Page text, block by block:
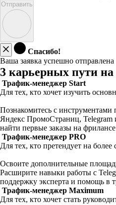
Отправить
Спасибо!
Ваша заявка успешно отправлена
3 карьерных пути
Трафик-менеджер Start
Для тех, кто хочет изучить
Познакомитесь с
Яндекс ПромоСтраниц,
найти первые заказы на
Трафик-менеджер PRO
Для тех, кто претендует на
Освоите дополнительные
Расширите навыки работы с
поддержку эксперта и помощь в
Трафик-менеджер Maximum
Для тех, кто хочет стать